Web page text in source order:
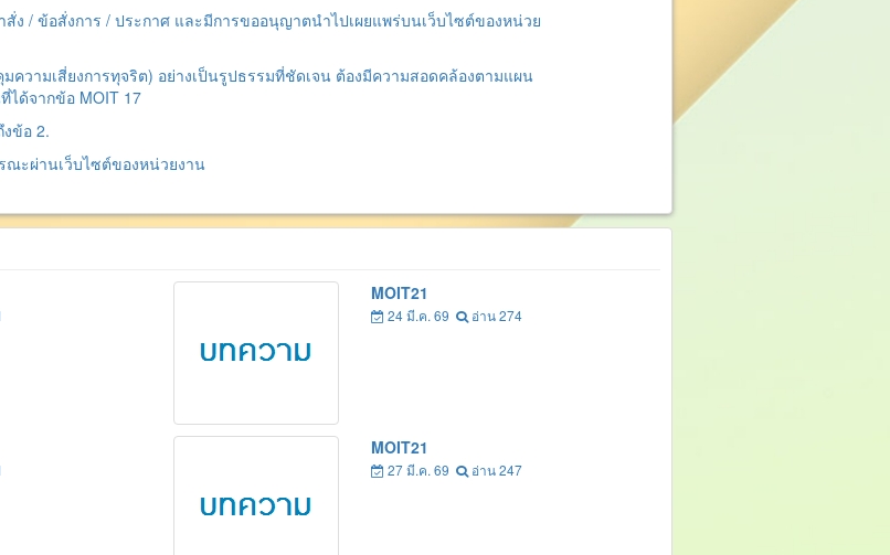
ง / ข้อสั่งการ / ประกาศ และมีการขออนุญาตนำไปเผยแพร่บนเว็บไซต์ของหน่วย
ความเสี่ยงการทุจริต) อย่างเป็นรูปธรรมที่ชัดเจน ต้องมีความสอดคล้องตามแผน
ได้จากข้อ MOIT 17
ข้อ 2.
ณะผ่านเว็บไซต์ของหน่วยงาน
MOIT21
24 มี.ค. 69 อ่าน 274
MOIT21
27 มี.ค. 69 อ่าน 247